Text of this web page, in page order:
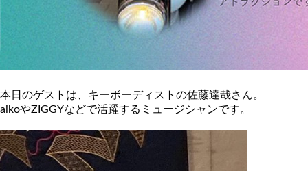
本日のゲストは、キーボーディストの佐藤達哉さん。
aikoやZIGGYなどで活躍するミュージシャンです。